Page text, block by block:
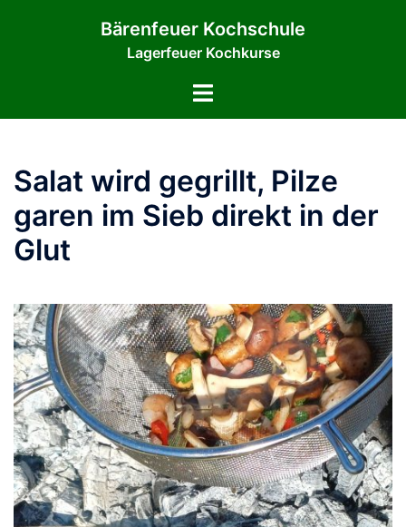
Bärenfeuer Kochschule
Lagerfeuer Kochkurse
Menü
Salat wird gegrillt, Pilze
garen im Sieb direkt in der
Glut